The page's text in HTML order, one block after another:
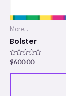
More...
Bolster
Valorado
en
0
$600.00